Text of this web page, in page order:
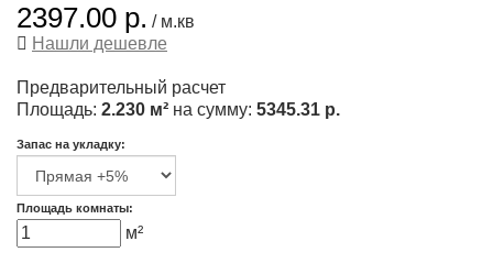
2397.00 р. / м.кв
Нашли дешевле
Предварительный расчет
Площадь: 2.230 м² на сумму: 5345.31 р.
Запас на укладку:
Площадь комнаты:
м²